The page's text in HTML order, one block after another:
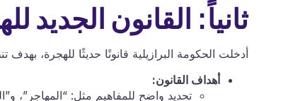
ثانياً: القانون الجديد
أدخلت الحكومة البرازيلية قانونًا حديثًا للهجرة،
أهداف القانون:
تحديد واضح للمفاهيم مثل: “المهاجر”،